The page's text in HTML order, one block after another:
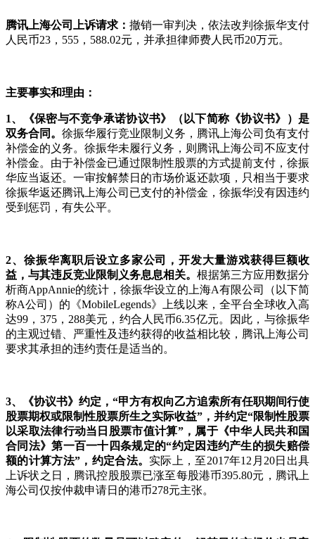
腾讯上海公司上诉请求： 撤销一审判决，依法改判徐振华支付
人民币23，555，588.02元，并承担律师费人民币20万元。
主要事实和理由：
1、《保密与不竞争承诺协议书》（以下简称《协议书》）是
双务合同。 徐振华履行竞业限制义务，腾讯上海公司负有支付
补偿金的义务。徐振华未履行义务，则腾讯上海公司不应支付
补偿金。由于补偿金已通过限制性股票的方式提前支付，徐振
华应当返还。一审按解禁日的市场价返还款项，只相当于要求
徐振华返还腾讯上海公司已支付的补偿金，徐振华没有因违约
受到惩罚，有失公平。
2、徐振华离职后设立多家公司，开发大量游戏获得巨额收
益，与其违反竞业限制义务息息相关。 根据第三方应用数据分
析商AppAnnie的统计，徐振华设立的上海A有限公司（以下简
称A公司）的《MobileLegends》上线以来，全平台全球收入高
达99，375，288美元，约合人民币6.35亿元。因此，与徐振华
的主观过错、严重性及违约获得的收益相比较，腾讯上海公司
要求其承担的违约责任是适当的。
3、《协议书》约定，“甲方有权向乙方追索所有任职期间行使
股票期权或限制性股票所生之实际收益”，并约定“限制性股票
以采取法律行动当日股票市值计算”，属于《中华人民共和国
合同法》第一百一十四条规定的“约定因违约产生的损失赔偿
额的计算方法”，约定合法。 实际上，至2017年12月20日出具
上诉状之日，腾讯控股股票已涨至每股港币395.80元，腾讯上
海公司仅按仲裁申请日的港币278元主张。